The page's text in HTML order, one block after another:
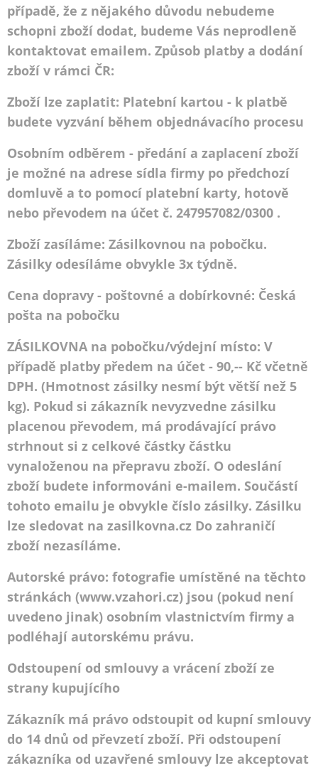
případě, že z nějakého důvodu nebudeme
schopni zboží dodat, budeme Vás neprodleně
kontaktovat emailem. Způsob platby a dodání
zboží v rámci ČR:
Zboží lze zaplatit: Platební kartou - k platbě
budete vyzvání během objednávacího procesu
Osobním odběrem - předání a zaplacení zboží
je možné na adrese sídla firmy po předchozí
domluvě a to pomocí platební karty, hotově
nebo převodem na účet č. 247957082/0300 .
Zboží zasíláme: Zásilkovnou na pobočku.
Zásilky odesíláme obvykle 3x týdně.
Cena dopravy - poštovné a dobírkovné: Česká
pošta na pobočku
ZÁSILKOVNA na pobočku/výdejní místo: V
případě platby předem na účet - 90,-- Kč včetně
DPH. (Hmotnost zásilky nesmí být větší než 5
kg). Pokud si zákazník nevyzvedne zásilku
placenou převodem, má prodávající právo
strhnout si z celkové částky částku
vynaloženou na přepravu zboží. O odeslání
zboží budete informováni e-mailem. Součástí
tohoto emailu je obvykle číslo zásilky. Zásilku
lze sledovat na zasilkovna.cz Do zahraničí
zboží nezasíláme.
Autorské právo: fotografie umístěné na těchto
stránkách (www.vzahori.cz) jsou (pokud není
uvedeno jinak) osobním vlastnictvím firmy a
podléhají autorskému právu.
Odstoupení od smlouvy a vrácení zboží ze
strany kupujícího
Zákazník má právo odstoupit od kupní smlouvy
do 14 dnů od převzetí zboží. Při odstoupení
zákazníka od uzavřené smlouvy lze akceptovat